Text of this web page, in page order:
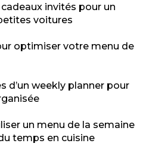
invités pour un
voitures
optimiser votre menu de
d’un weekly planner pour
un menu de la semaine
temps en cuisine